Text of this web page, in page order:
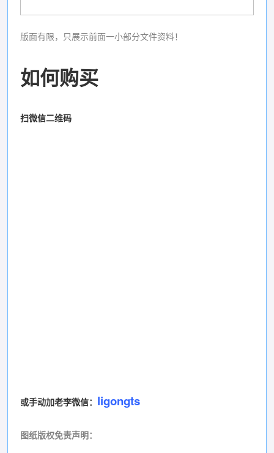
版面有限，只展示前面一小部分文件资料！
如何购买
扫微信二维码
或手动加老李微信： ligongts
图纸版权免责声明：